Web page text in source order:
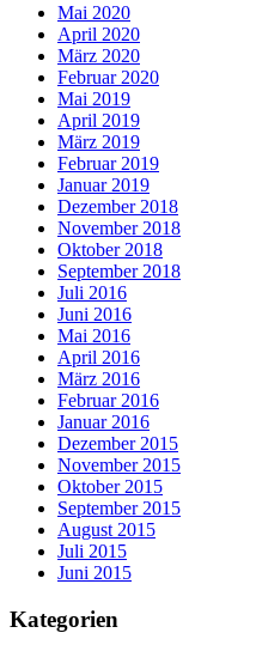
Mai 2020
April 2020
März 2020
Februar 2020
Mai 2019
April 2019
März 2019
Februar 2019
Januar 2019
Dezember 2018
November 2018
Oktober 2018
September 2018
Juli 2016
Juni 2016
Mai 2016
April 2016
März 2016
Februar 2016
Januar 2016
Dezember 2015
November 2015
Oktober 2015
September 2015
August 2015
Juli 2015
Juni 2015
Kategorien